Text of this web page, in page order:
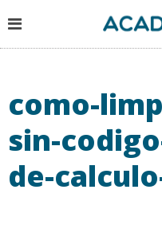
como-
sin-
de-